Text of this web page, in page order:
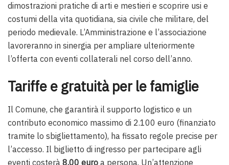
dimostrazioni pratiche di arti e mestieri e scoprire usi e
costumi della vita quotidiana, sia civile che militare, del
periodo medievale. L’Amministrazione e l’associazione
lavoreranno in sinergia per ampliare ulteriormente
l’offerta con eventi collaterali nel corso dell’anno.
Tariffe e gratuità per le famiglie
Il Comune, che garantirà il supporto logistico e un
contributo economico massimo di 2.100 euro (finanziato
tramite lo sbigliettamento), ha fissato regole precise per
l’accesso. Il biglietto di ingresso per partecipare agli
eventi costerà 8,00 euro a persona. Un’attenzione